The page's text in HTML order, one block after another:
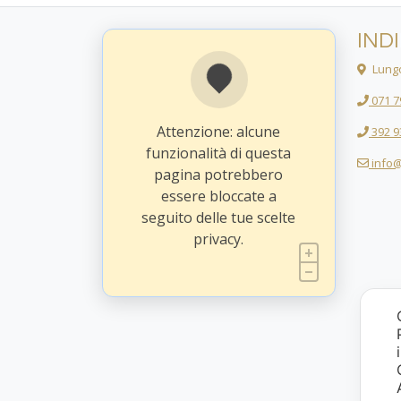
Attenzione: alcune
funzionalità di questa
pagina potrebbero
essere bloccate a
seguito delle tue scelte
privacy.
071
392